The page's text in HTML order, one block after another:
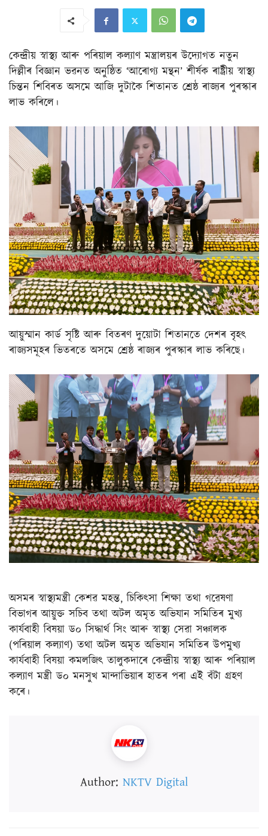
কেন্দ্ৰীয় স্বাস্থ্য আৰু পৰিয়াল কল্যাণ মন্ত্ৰালয়ৰ উদ্যোগত নতুন
দিল্লীৰ বিজ্ঞান ভৱনত অনুষ্ঠিত ‘আৰোগ্য মন্থন’ শীৰ্ষক ৰাষ্ট্ৰীয় স্বাস্থ্য
চিন্তন শিবিৰত অসমে আজি দুটাকৈ শিতানত শ্ৰেষ্ঠ ৰাজ্যৰ পুৰস্কাৰ
লাভ কৰিলে।
আয়ুস্মান কাৰ্ড সৃষ্টি আৰু বিতৰণ দুয়োটা শিতানতে দেশৰ বৃহৎ
ৰাজ্যসমূহৰ ভিতৰতে অসমে শ্ৰেষ্ঠ ৰাজ্যৰ পুৰস্কাৰ লাভ কৰিছে।
অসমৰ স্বাস্থ্যমন্ত্ৰী কেশৱ মহন্ত, চিকিৎসা শিক্ষা তথা গৱেষণা
বিভাগৰ আয়ুক্ত সচিব তথা অটল অমৃত অভিযান সমিতিৰ মুখ্য
কাৰ্যবাহী বিষয়া ড০ সিদ্ধাৰ্থ সিং আৰু স্বাস্থ্য সেৱা সঞ্চালক
(পৰিয়াল কল্যাণ) তথা অটল অমৃত অভিযান সমিতিৰ উপমুখ্য
কাৰ্যবাহী বিষয়া কমলজিৎ তালুকদাৰে কেন্দ্ৰীয় স্বাস্থ্য আৰু পৰিয়াল
কল্যাণ মন্ত্ৰী ড০ মনসুখ মান্দাভিয়াৰ হাতৰ পৰা এই বঁটা গ্ৰহণ
কৰে।
Author: NKTV Digital